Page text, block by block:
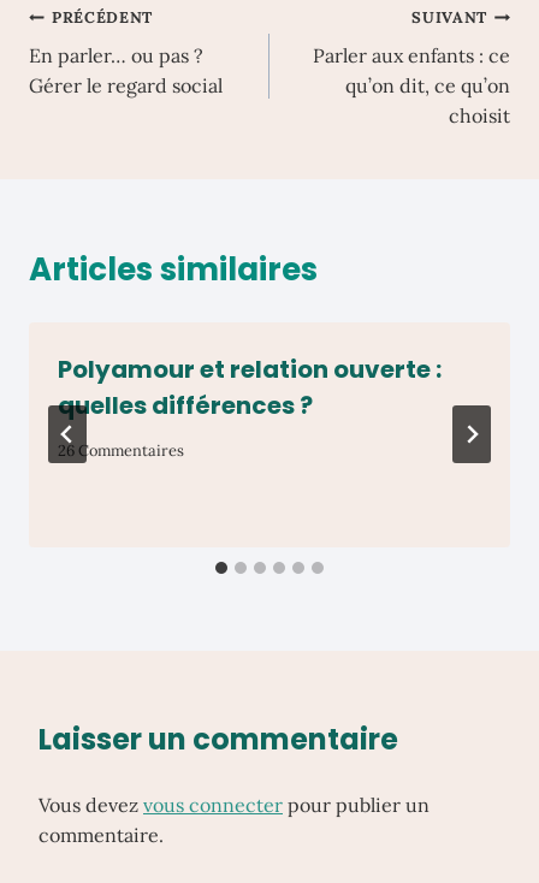
Navigation
de
PRÉCÉDENT
En parler… ou pas ?
Gérer le regard social
SUIVANT
Parler aux enfants : ce
qu’on dit, ce qu’on
choisit
Articles similaires
Polyamour et relation ouverte :
quelles différences ?
26 Commentaires
Laisser un commentaire
Vous devez vous connecter pour publier un
commentaire.